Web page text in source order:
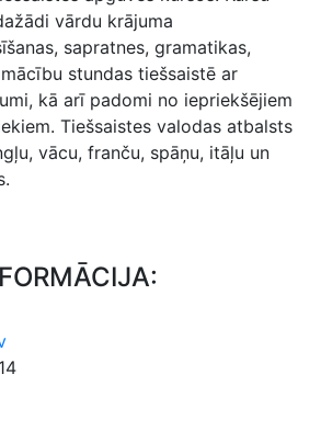
vārdu krājuma
sapratnes, gramatikas,
stundas tiešsaistē ar
kā arī padomi no iepriekšējiem
Tiešsaistes valodas atbalsts
vācu, franču, spāņu, itāļu un